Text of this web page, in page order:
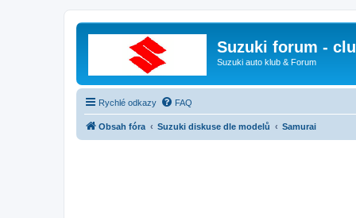
Suzuki forum -
Suzuki auto klub & Forum
Rychlé odkazy FAQ
Obsah fóra Suzuki diskuse dle modelů Samurai